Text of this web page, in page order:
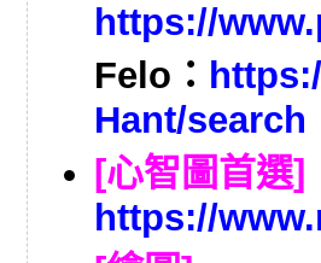
https://
Felo：
Hant/search
[心智圖首選]
https://